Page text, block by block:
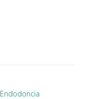
Endodoncia